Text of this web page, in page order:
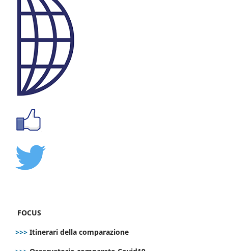
FOCUS
>>> Itinerari della comparazione